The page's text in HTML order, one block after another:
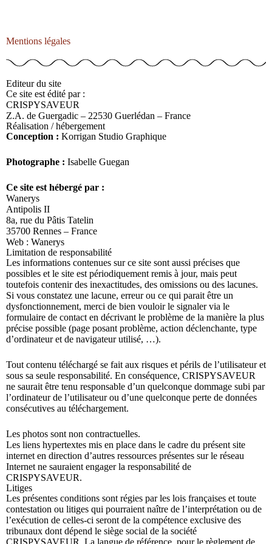
Mentions légales
Editeur du site
Ce site est édité par :
CRISPYSAVEUR
Z.A. de Guergadic – 22530 Guerlédan – France
Réalisation / hébergement
Conception : Korrigan Studio Graphique
Photographe : Isabelle Guegan
Ce site est hébergé par :
Wanerys
Antipolis II
8a, rue du Pâtis Tatelin
35700 Rennes – France
Web : Wanerys
Limitation de responsabilité
Les informations contenues sur ce site sont aussi précises que
possibles et le site est périodiquement remis à jour, mais peut
toutefois contenir des inexactitudes, des omissions ou des lacunes.
Si vous constatez une lacune, erreur ou ce qui parait être un
dysfonctionnement, merci de bien vouloir le signaler via le
formulaire de contact en décrivant le problème de la manière la plus
précise possible (page posant problème, action déclenchante, type
d’ordinateur et de navigateur utilisé, …).
Tout contenu téléchargé se fait aux risques et périls de l’utilisateur et
sous sa seule responsabilité. En conséquence, CRISPYSAVEUR
ne saurait être tenu responsable d’un quelconque dommage subi par
l’ordinateur de l’utilisateur ou d’une quelconque perte de données
consécutives au téléchargement.
Les photos sont non contractuelles.
Les liens hypertextes mis en place dans le cadre du présent site
internet en direction d’autres ressources présentes sur le réseau
Internet ne sauraient engager la responsabilité de
CRISPYSAVEUR.
Litiges
Les présentes conditions sont régies par les lois françaises et toute
contestation ou litiges qui pourraient naître de l’interprétation ou de
l’exécution de celles-ci seront de la compétence exclusive des
tribunaux dont dépend le siège social de la société
CRISPYSAVEUR. La langue de référence, pour le règlement de